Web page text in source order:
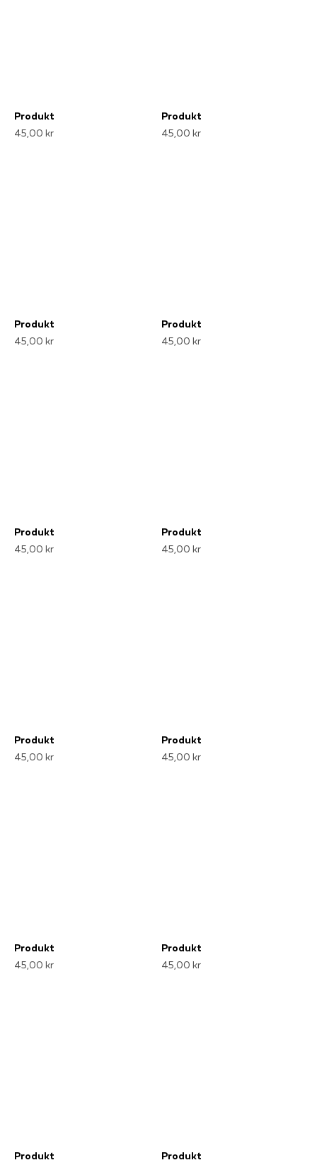
Produkt
45,00 kr
Produkt
45,00 kr
Produkt
45,00 kr
Produkt
45,00 kr
Produkt
45,00 kr
Produkt
45,00 kr
Produkt
45,00 kr
Produkt
45,00 kr
Produkt
45,00 kr
Produkt
45,00 kr
Produkt
Produkt